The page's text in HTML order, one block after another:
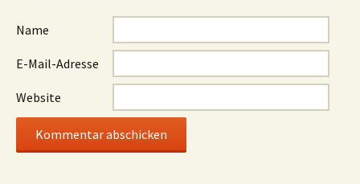
Name
E-Mail-Adresse
Website